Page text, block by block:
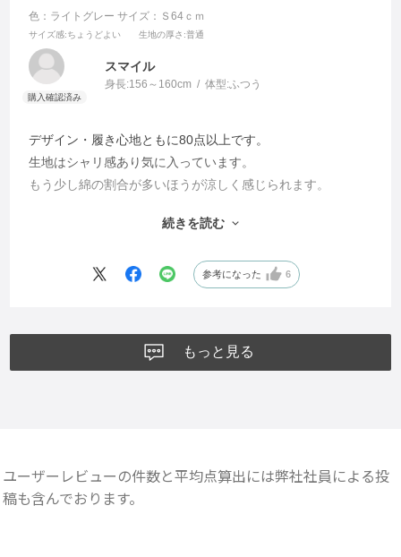
色：ライトグレー サイズ：Ｓ64ｃｍ
サイズ感:ちょうどよい 生地の厚さ :普通
スマイル
身長:156～160cm 体型:ふつう
デザイン・履き心地ともに80点以上です。
生地はシャリ感あり気に入っています。
もう少し綿の割合が多いほうが涼しく感じられます。
工夫していただくと嬉しいです。
素材を見つけてください。
続きを読む
参考になった 6
もっと見る
ユーザーレビューの件数と平均点算出には弊社社員による投
稿も含んでおります。